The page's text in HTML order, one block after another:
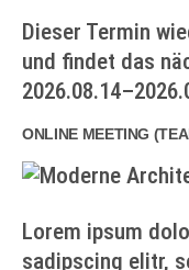
Dieser Termin
und findet das
ONLINE MEETING (
Lorem ipsum
sadipscing elitr,